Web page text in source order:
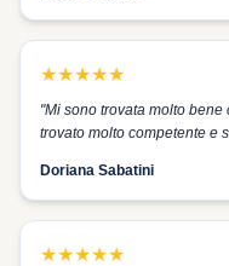
★★★★★
"Mi sono trovata molto
trovato molto competente e
Doriana Sabatini
★★★★★